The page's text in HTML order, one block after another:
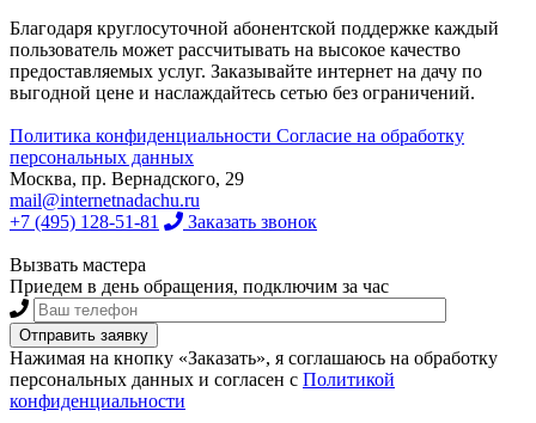
Благодаря круглосуточной абонентской поддержке каждый
пользователь может рассчитывать на высокое качество
предоставляемых услуг. Заказывайте интернет на дачу по
выгодной цене и наслаждайтесь сетью без ограничений.
Политика конфиденциальности Согласие на обработку
персональных данных
Москва, пр. Вернадского, 29
mail@internetnadachu.ru
+7 (495) 128-51-81
Заказать звонок
Вызвать мастера
Приедем в день обращения, подключим за час
Нажимая на кнопку «Заказать», я соглашаюсь на обработку
персональных данных и согласен с Политикой
конфиденциальности